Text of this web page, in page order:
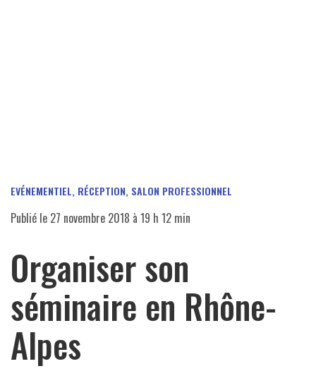
EVÉNEMENTIEL, RÉCEPTION, SALON PROFESSIONNEL
Publié le 27 novembre 2018 à 19 h 12 min
Organiser son
séminaire en Rhône-
Alpes